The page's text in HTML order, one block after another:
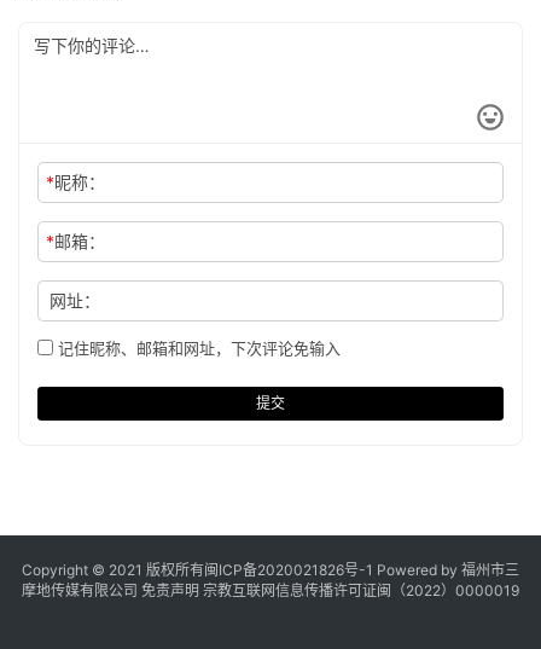
*昵称：
*邮箱：
网址：
记住昵称、邮箱和网址，下次评论免输入
提交
Copyright © 2021 版权所有闽ICP备2020021826号-1 Powered by 福州市三
摩地传媒有限公司 免责声明 宗教互联网信息传播许可证闽（2022）0000019